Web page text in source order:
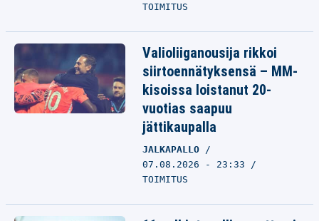
TOIMITUS
Valioliiganousija rikkoi
siirtoennätyksensä – MM-
kisoissa loistanut 20-
vuotias saapuu
jättikaupalla
JALKAPALLO
07.08.2026 - 23:33
TOIMITUS